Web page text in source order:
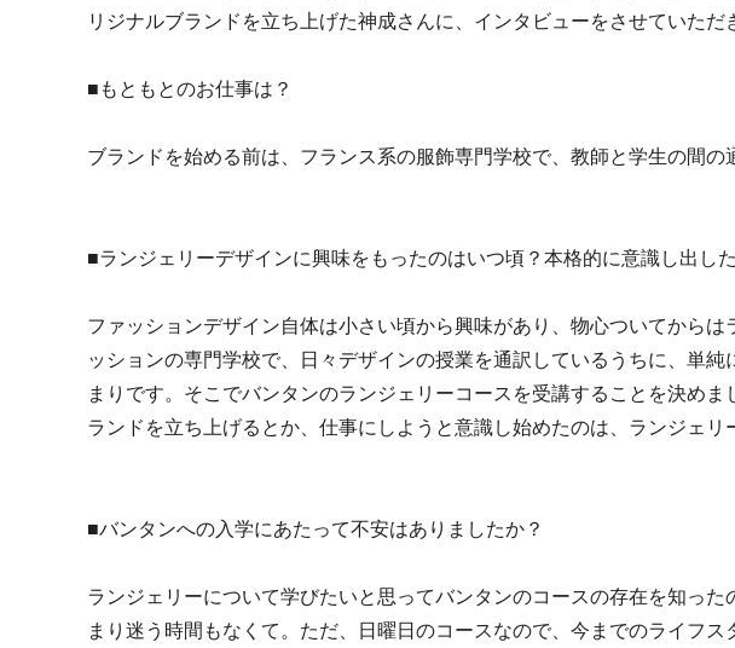
リジナルブランドを立ち上げた神成さんに、インタビューをさせていただ
■もともとのお仕事は？
ブランドを始める前は、フランス系の服飾専門学校で、教師と学生の間の
■ランジェリーデザインに興味をもったのはいつ頃？本格的に意識し出し
ファッションデザイン自体は小さい頃から興味があり、物心ついてから
ッションの専門学校で、日々デザインの授業を通訳しているうちに、単
まりです。そこでバンタンのランジェリーコースを受講することを決め
ランドを立ち上げるとか、仕事にしようと意識し始めたのは、ランジェリ
■バンタンへの入学にあたって不安はありましたか？
ランジェリーについて学びたいと思ってバンタンのコースの存在を知っ
まり迷う時間もなくて。ただ、日曜日のコースなので、今までのライフ